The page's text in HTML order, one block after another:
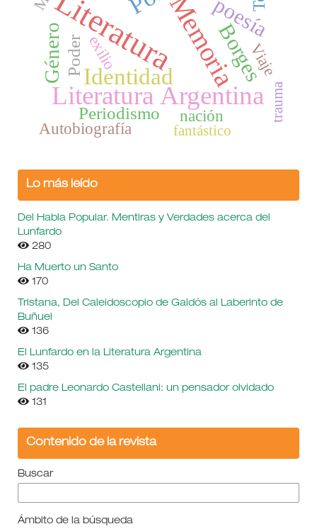
LiteraturaMemoria
Literatura Argentina
Identidad Borges
poesía
Género Poder
Periodismo
Viaje
exilio
Autobiografía
nación
fantástico
trauma
Lo más leído
Del Habla Popular. Mentiras y Verdades acerca del
Lunfardo
280
Ha Muerto un Santo
170
Tristana, Del Caleidoscopio de Galdós al Laberinto de
Buñuel
136
El Lunfardo en la Literatura Argentina
135
El padre Leonardo Castellani: un pensador olvidado
131
Contenido de la revista
Buscar
Ámbito de la búsqueda